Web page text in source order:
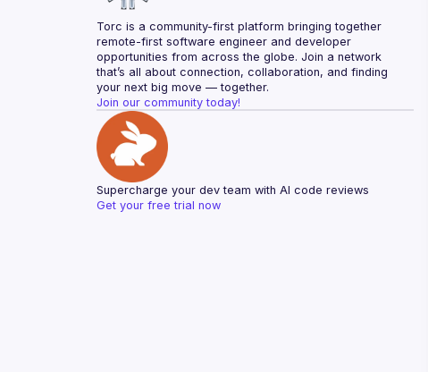
Torc is a community-first platform bringing together
remote-first software engineer and developer
opportunities from across the globe. Join a network
that’s all about connection, collaboration, and finding
your next big move — together.
Join our community today!
Supercharge your dev team with AI code reviews
Get your free trial now